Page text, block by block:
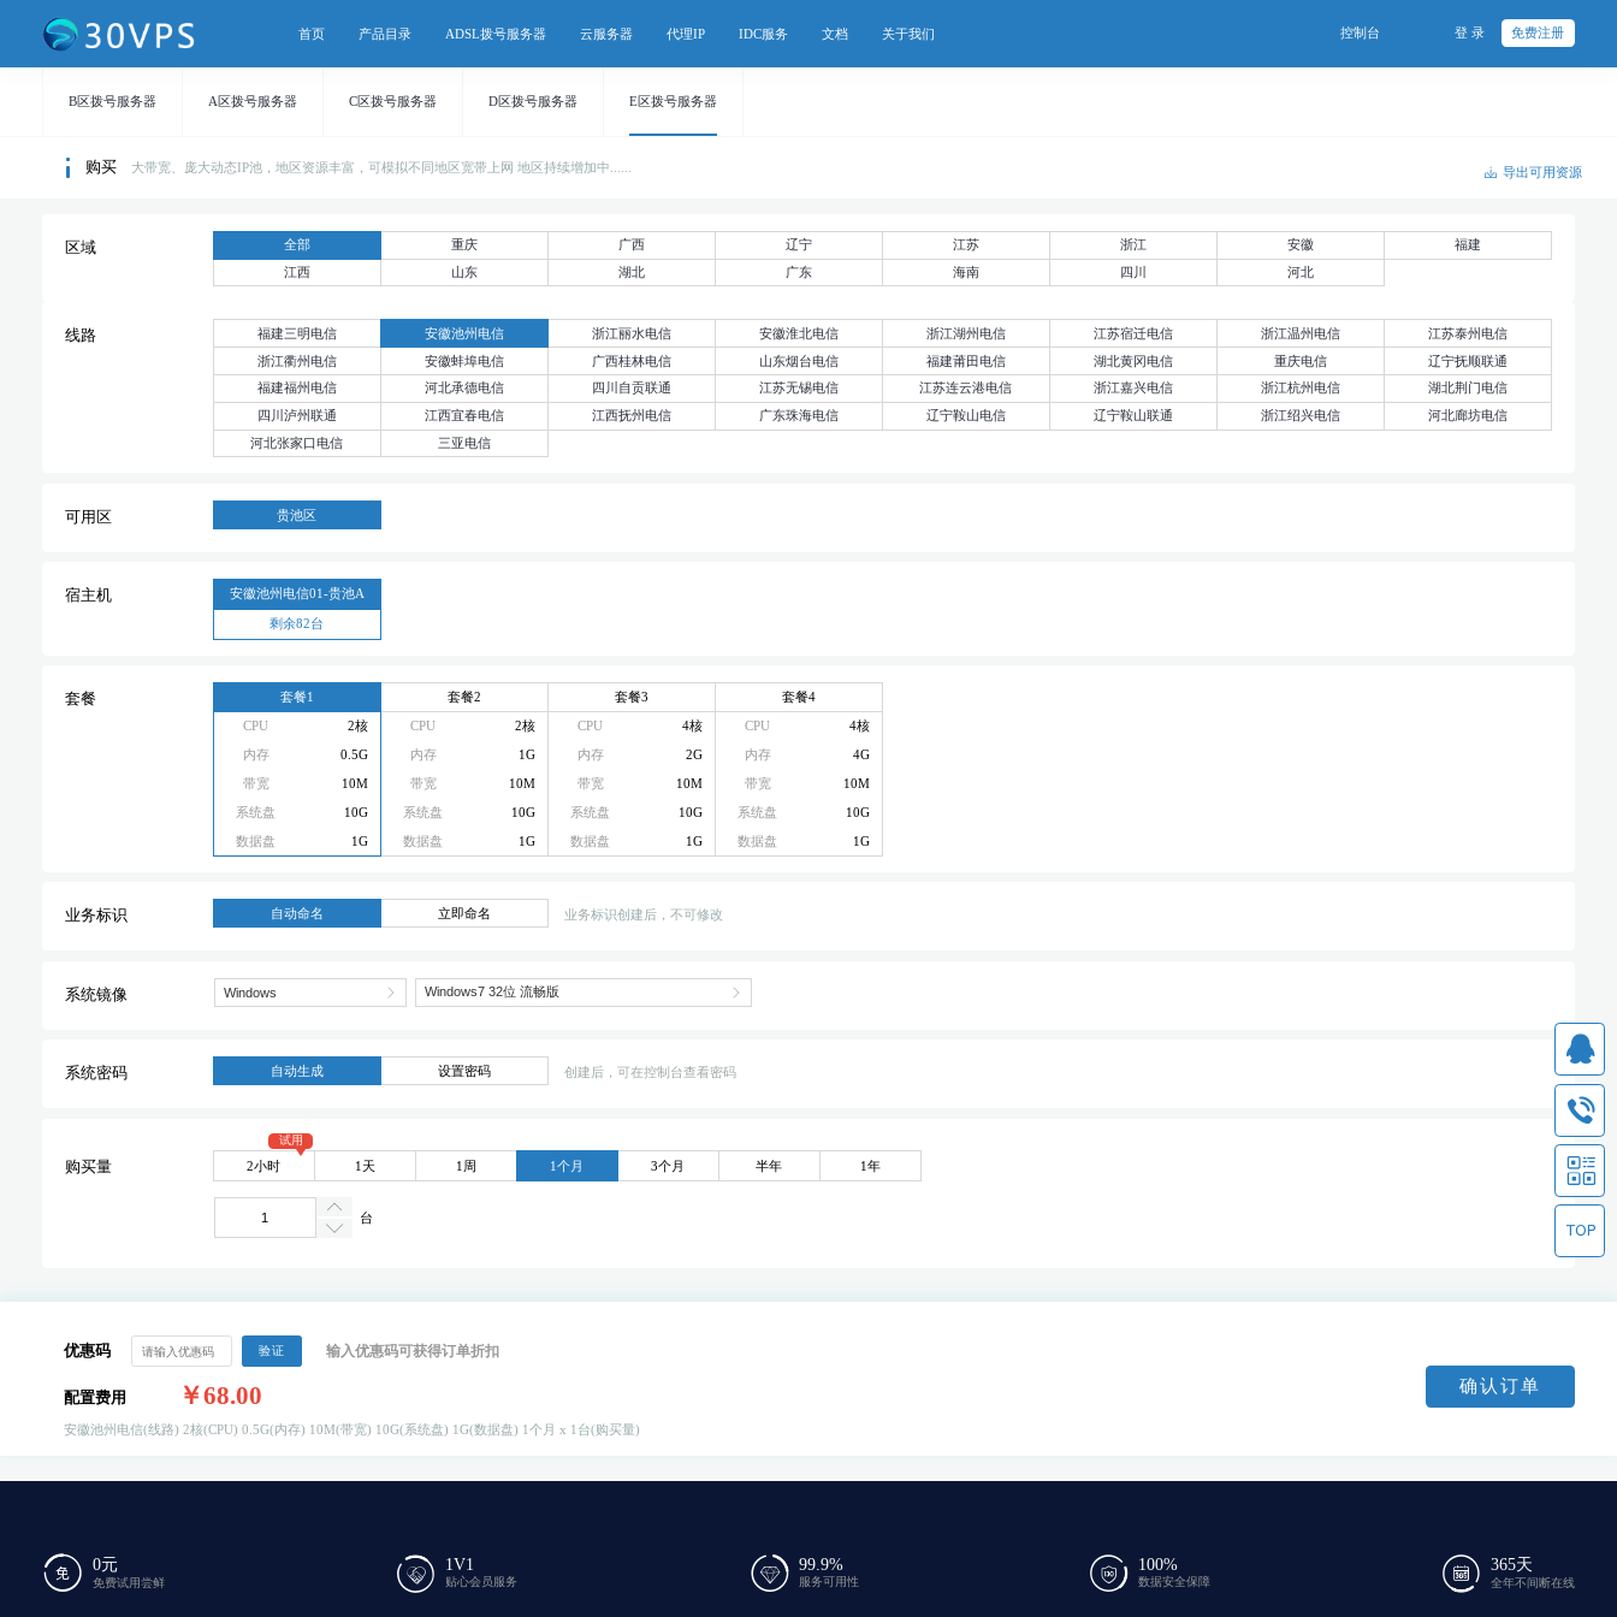
首页 产品目录 ADSL拨号服务器 云服务器 代理IP IDC服务 文档 关于我们 控制台 登 录 免费注册
B区拨号服务器 A区拨号服务器 C区拨号服务器 D区拨号服务器 E区拨号服务器
购买 大带宽、庞大动态IP池，地区资源丰富，可模拟不同地区宽带上网 地区持续增加中...... 导出可用资源
区域 全部 重庆 广西 辽宁 江苏 浙江 安徽
福建
江西
山东 湖北 广东 海南 四川 河北
线路 福建三明电信 安徽池州电信 浙江丽水电信 安徽淮北电信 浙江湖州电信 江苏宿迁电信 浙江温州电信
江苏泰州电信
浙江衢州电信
安徽蚌埠电信 广西桂林电信 山东烟台电信 福建莆田电信 湖北黄冈电信 重庆电信
辽宁抚顺联通
福建福州电信
河北承德电信 四川自贡联通 江苏无锡电信 江苏连云港电信 浙江嘉兴电信 浙江杭州电信
湖北荆门电信
四川泸州联通
江西宜春电信 江西抚州电信 广东珠海电信 辽宁鞍山电信 辽宁鞍山联通 浙江绍兴电信
河北廊坊电信
河北张家口电信
三亚电信
可用区 贵池区
宿主机 安徽池州电信01-贵池A
剩余82台
套餐 套餐1
CPU
2核
内存
0.5G
带宽
10M
系统盘
10G
数据盘
1G
套餐2
CPU
2核
内存
1G
带宽
10M
系统盘
10G
数据盘
1G
套餐3
CPU
4核
内存
2G
带宽
10M
系统盘
10G
数据盘
1G
套餐4
CPU
4核
内存
4G
带宽
10M
系统盘
10G
数据盘
1G
业务标识 自动命名 立即命名 业务标识创建后，不可修改
系统镜像
系统密码 自动生成 设置密码 创建后，可在控制台查看密码
购买量 2小时
试用
1天 1周 1个月 3个月 半年 1年
台
优惠码 验证 输入优惠码可获得订单折扣
配置费用 ￥68.00
安徽池州电信(线路) 2核(CPU) 0.5G(内存) 10M(带宽) 10G(系统盘) 1G(数据盘) 1个月 x 1台(购买量)
确认订单
0元
免费试用尝鲜
1V1
贴心会员服务
99.9%
服务可用性
100%
数据安全保障
365天
全年不间断在线